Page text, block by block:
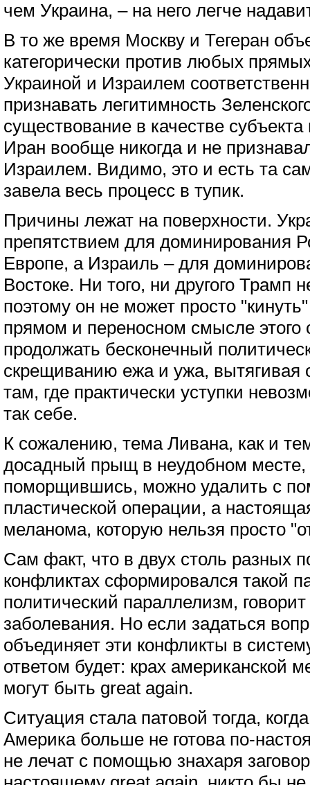
чем Украина, – на него легче
В то же время Москву и Тегеран
категорически против любых
Украиной и Израилем
признавать легитимность
существование в качестве
Иран вообще никогда и не
Израилем. Видимо, это и есть та
завела весь процесс в тупик.
Причины лежат на поверхности.
препятствием для доминирования
Европе, а Израиль – для
Востоке. Ни того, ни другого Трамп
поэтому он не может просто
прямом и переносном смысле этого
продолжать бесконечный
скрещиванию ежа и ужа, вытягивая
там, где практически уступки
так себе.
К сожалению, тема Ливана, как и
досадный прыщ в неудобном месте,
поморщившись, можно удалить с
пластической операции, а
меланома, которую нельзя просто
Сам факт, что в двух столь разных
конфликтах сформировался такой
политический параллелизм,
заболевания. Но если задаться
объединяет эти конфликты в
ответом будет: крах американской
могут быть great again.
Ситуация стала патовой тогда,
Америка больше не готова по-
не лечат с помощью знахаря